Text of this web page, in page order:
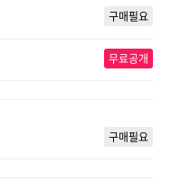
구매필요
무료공개
구매필요